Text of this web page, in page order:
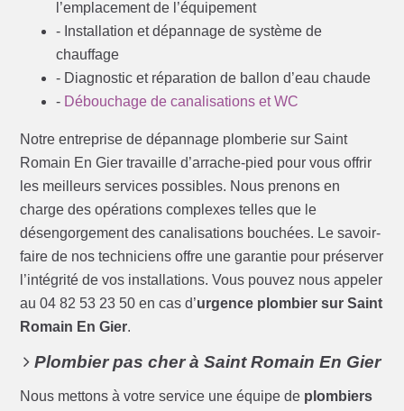
l’emplacement de l’équipement
- Installation et dépannage de système de
chauffage
- Diagnostic et réparation de ballon d’eau chaude
- Débouchage de canalisations et WC
Notre entreprise de dépannage plomberie sur Saint
Romain En Gier travaille d’arrache-pied pour vous offrir
les meilleurs services possibles. Nous prenons en
charge des opérations complexes telles que le
désengorgement des canalisations bouchées. Le savoir-
faire de nos techniciens offre une garantie pour préserver
l’intégrité de vos installations. Vous pouvez nous appeler
au 04 82 53 23 50 en cas d’urgence plombier sur Saint
Romain En Gier.
Plombier pas cher à Saint Romain En Gier
Nous mettons à votre service une équipe de plombiers